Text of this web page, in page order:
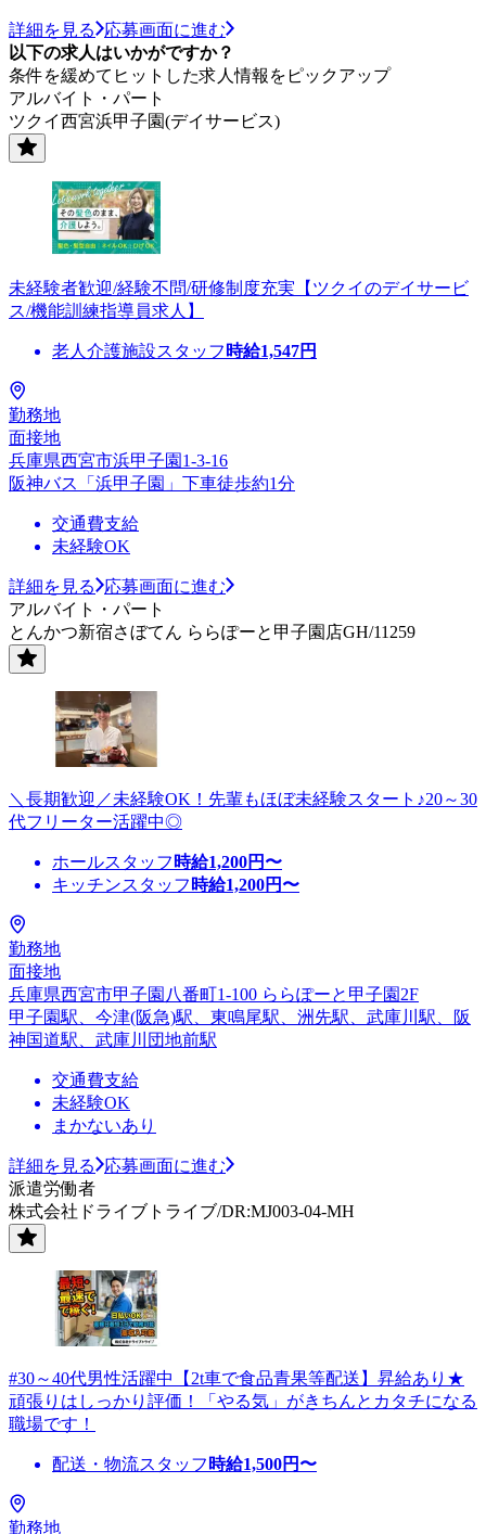
詳細を見る
応募画面に進む
以下の求人はいかがですか？
条件を緩めてヒットした求人情報をピックアップ
アルバイト・パート
ツクイ西宮浜甲子園(デイサービス)
未経験者歓迎/経験不問/研修制度充実【ツクイのデイサービ
ス/機能訓練指導員求人】
老人介護施設スタッフ 時給1,547円
勤務地
面接地
兵庫県西宮市浜甲子園1-3-16
阪神バス「浜甲子園」下車徒歩約1分
交通費支給
未経験OK
詳細を見る
応募画面に進む
アルバイト・パート
とんかつ新宿さぼてん ららぽーと甲子園店GH/11259
＼長期歓迎／未経験OK！先輩もほぼ未経験スタート♪20～30
代フリーター活躍中◎
ホールスタッフ 時給1,200円〜
キッチンスタッフ 時給1,200円〜
勤務地
面接地
兵庫県西宮市甲子園八番町1-100 ららぽーと甲子園2F
甲子園駅、今津(阪急)駅、東鳴尾駅、洲先駅、武庫川駅、阪
神国道駅、武庫川団地前駅
交通費支給
未経験OK
まかないあり
詳細を見る
応募画面に進む
派遣労働者
株式会社ドライブトライブ/DR:MJ003-04-MH
#30～40代男性活躍中【2t車で食品青果等配送】昇給あり★
頑張りはしっかり評価！「やる気」がきちんとカタチになる
職場です！
配送・物流スタッフ 時給1,500円〜
勤務地